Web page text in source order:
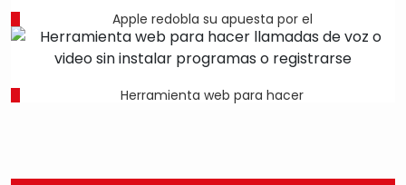
Apple redobla su apuesta por el
Herramienta web para hacer